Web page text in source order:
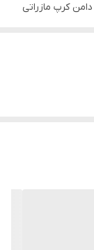
کرپ مازراتی